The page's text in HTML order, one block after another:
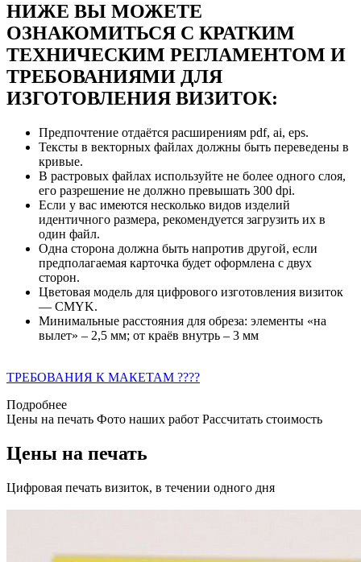
НИЖЕ ВЫ МОЖЕТЕ
ОЗНАКОМИТЬСЯ С КРАТКИМ
ТЕХНИЧЕСКИМ РЕГЛАМЕНТОМ И
ТРЕБОВАНИЯМИ ДЛЯ
ИЗГОТОВЛЕНИЯ ВИЗИТОК:
Предпочтение отдаётся расширениям pdf, ai, eps.
Тексты в векторных файлах должны быть переведены в
кривые.
В растровых файлах используйте не более одного слоя,
его разрешение не должно превышать 300 dpi.
Если у вас имеются несколько видов изделий
идентичного размера, рекомендуется загрузить их в
один файл.
Одна сторона должна быть напротив другой, если
предполагаемая карточка будет оформлена с двух
сторон.
Цветовая модель для цифрового изготовления визиток
— CMYK.
Минимальные расстояния для обреза: элементы «на
вылет» – 2,5 мм; от краёв внутрь – 3 мм
ТРЕБОВАНИЯ К МАКЕТАМ ????
Подробнее
Цены на печать Фото наших работ Рассчитать стоимость
Цены на печать
Цифровая печать визиток, в течении одного дня